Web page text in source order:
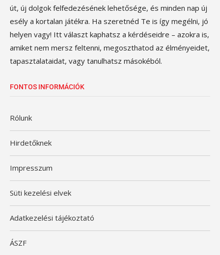
út, új dolgok felfedezésének lehetősége, és minden nap új
esély a kortalan játékra. Ha szeretnéd Te is így megélni, jó
helyen vagy! Itt választ kaphatsz a kérdéseidre – azokra is,
amiket nem mersz feltenni, megoszthatod az élményeidet,
tapasztalataidat, vagy tanulhatsz másokéból.
FONTOS INFORMÁCIÓK
Rólunk
Hirdetőknek
Impresszum
Süti kezelési elvek
Adatkezelési tájékoztató
ÁSZF